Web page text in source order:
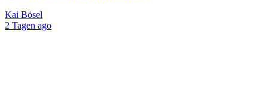
Kai Bösel
2 Tagen ago